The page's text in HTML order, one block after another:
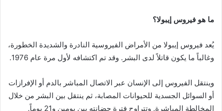
ما هو فيروس إيبولا؟
يُعد فيروس إيبولا من الأمراض الفيروسية النادرة والشديدة الخطورة،
وغالباً ما يكون قاتلاً لدى البشر. وقد تم اكتشافه لأول مرة عام 1976.
وينتقل الفيروس إلى الإنسان عبر الاتصال المباشر بالدم أو الإفرازات
أو السوائل الجسدية للحيوانات المصابة، ثم ينتقل بين البشر من خلال
المخالطة المباشرة. وتتراوح فترة حضانته بين يومين و21 يوماً.